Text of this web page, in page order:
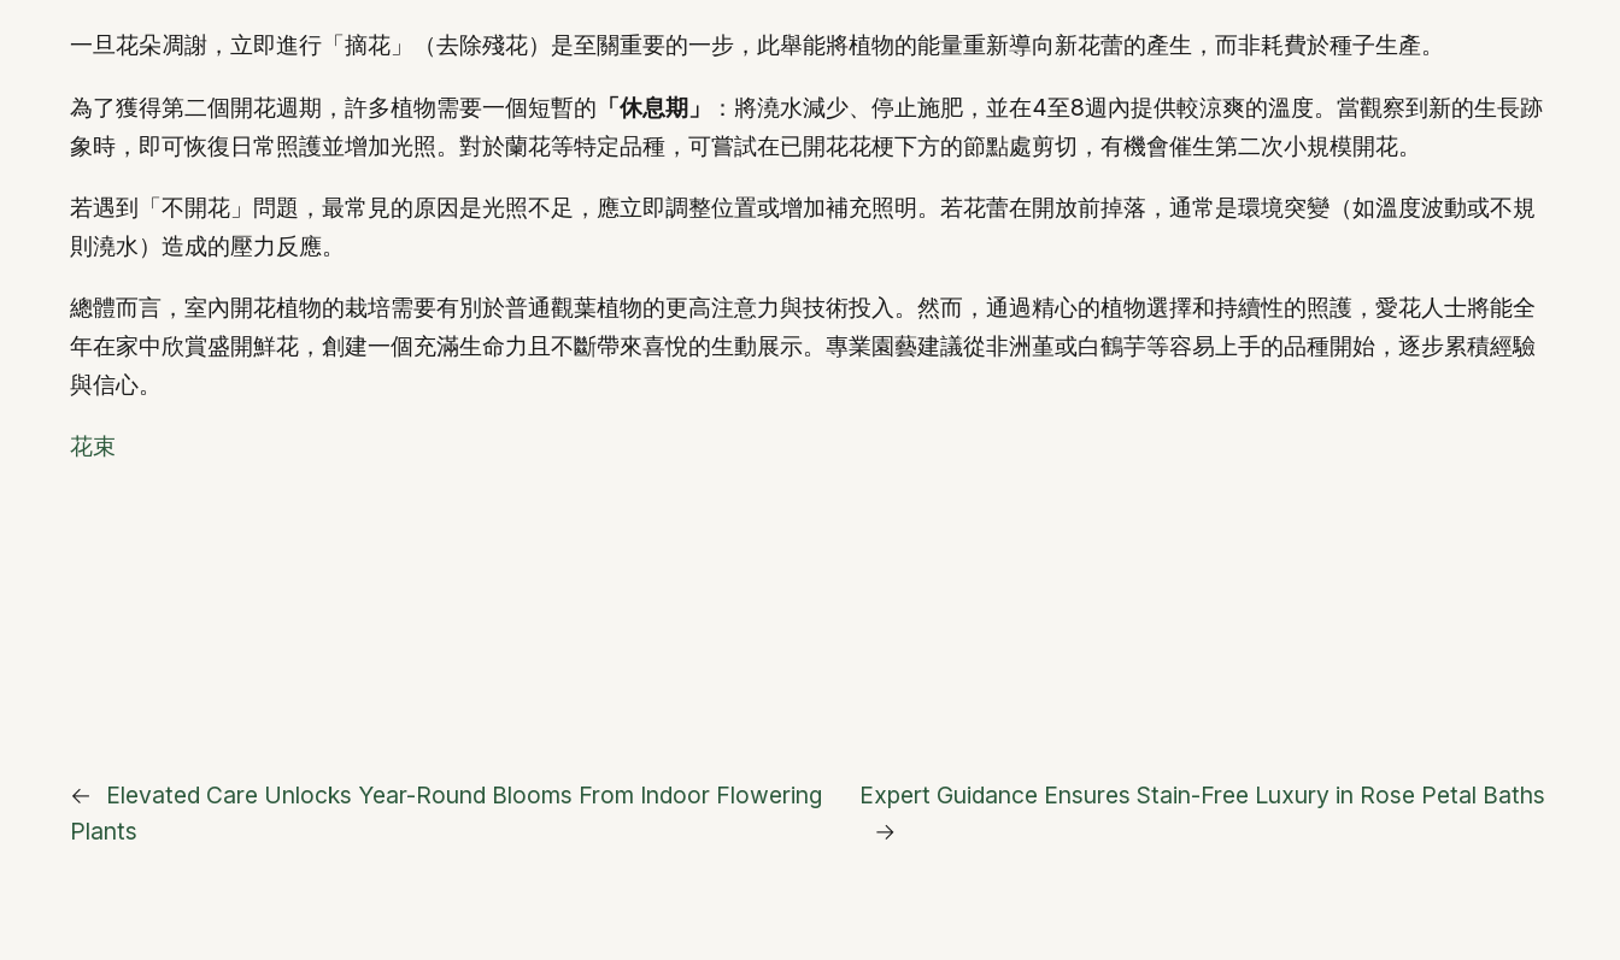
一旦花朵凋謝，立即進行「摘花」（去除殘花）是至關重要的一步，此舉能將植物的能量重新導向新花蕾的產生，而非耗費於種子生產。
為了獲得第二個開花週期，許多植物需要一個短暫的 「休息期」
：將澆水減少、停止施肥，並在4至8週內提供較涼爽的溫度。當觀察到新的生長跡
象時，即可恢復日常照護並增加光照。對於蘭花等特定品種，可嘗試在已開花花梗下方的節點處剪切，有機會催生第二次小規模開花。
若遇到「不開花」問題，最常見的原因是光照不足，應立即調整位置或增加補充照明。若花蕾在開放前掉落，通常是環境突變（如溫度波動或不規
則澆水）造成的壓力反應。
總體而言，室內開花植物的栽培需要有別於普通觀葉植物的更高注意力與技術投入。然而，通過精心的植物選擇和持續性的照護，愛花人士將能全
年在家中欣賞盛開鮮花，創建一個充滿生命力且不斷帶來喜悅的生動展示。專業園藝建議從非洲堇或白鶴芋等容易上手的品種開始，逐步累積經驗
與信心。
花束
←
Elevated Care Unlocks Year-Round Blooms From Indoor Flowering
Plants
Expert Guidance Ensures Stain-Free Luxury in Rose Petal Baths
→